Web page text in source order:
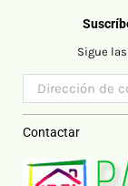
Sigue
Contactar